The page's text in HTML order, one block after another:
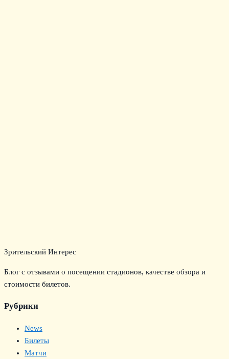
Зрительский Интерес
Блог с отзывами о посещении стадионов, качестве обзора и
стоимости билетов.
Рубрики
News
Билеты
Матчи